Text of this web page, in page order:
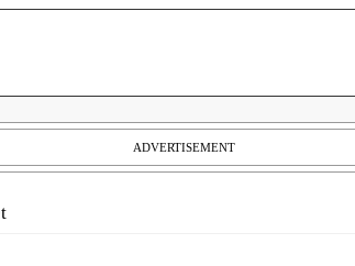
ADVERTISEMENT